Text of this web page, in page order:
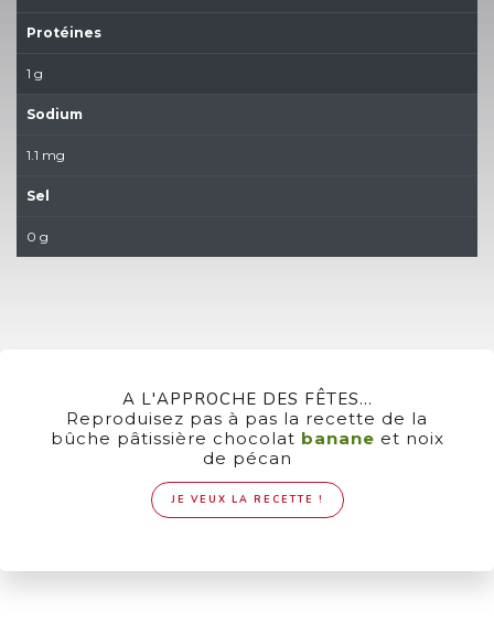
Protéines
1 g
Sodium
1.1 mg
Sel
0 g
A L'APPROCHE DES FÊTES...
Reproduisez pas à pas la recette de la
bûche pâtissière chocolat banane et noix
de pécan
JE VEUX LA RECETTE !